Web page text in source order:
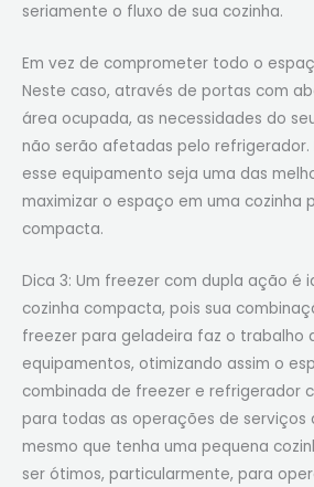
seriamente o fluxo de sua cozinha.
Em vez de comprometer todo o
Neste caso, através de portas com
área ocupada, as necessidades do
não serão afetadas pelo refrigerador.
esse equipamento seja uma das
maximizar o espaço em uma cozinha
compacta.
Dica 3: Um freezer com dupla ação é
cozinha compacta, pois sua
freezer para geladeira faz o trabalho
equipamentos, otimizando assim o
combinada de freezer e refrigerador
para todas as operações de serviços
mesmo que tenha uma pequena
ser ótimos, particularmente, para